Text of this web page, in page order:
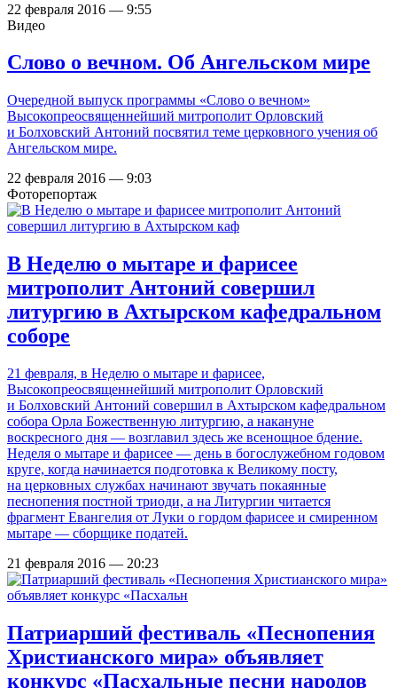
22 февраля 2016 — 9:55
Видео
Слово о вечном. Об Ангельском мире
Очередной выпуск программы «Слово о вечном»
Высокопреосвященнейший митрополит Орловский
и Болховский Антоний посвятил теме церковного учения об
Ангельском мире.
22 февраля 2016 — 9:03
Фоторепортаж
В Неделю о мытаре и фарисее
митрополит Антоний совершил
литургию в Ахтырском кафедральном
соборе
21 февраля, в Неделю о мытаре и фарисее,
Высокопреосвященнейший митрополит Орловский
и Болховский Антоний совершил в Ахтырском кафедральном
собора Орла Божественную литургию, а накануне
воскресного дня — возглавил здесь же всенощное бдение.
Неделя о мытаре и фарисее — день в богослужебном годовом
круге, когда начинается подготовка к Великому посту,
на церковных службах начинают звучать покаянные
песнопения постной триоди, а на Литургии читается
фрагмент Евангелия от Луки о гордом фарисее и смиренном
мытаре — сборщике податей.
21 февраля 2016 — 20:23
Патриарший фестиваль «Песнопения
Христианского мира» объявляет
конкурс «Пасхальные песни народов